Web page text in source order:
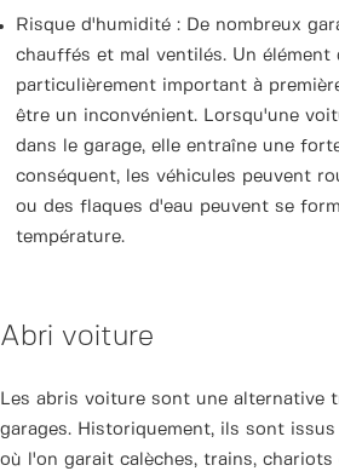
Risque d'humidité : De nombreux
chauffés et mal ventilés. Un élément
particulièrement important à
être un inconvénient. Lorsqu'une
dans le garage, elle entraîne une
conséquent, les véhicules peuvent
ou des flaques d'eau peuvent se
température.
Abri voiture
Les abris voiture sont une alternative
garages. Historiquement, ils sont
où l'on garait calèches, trains,